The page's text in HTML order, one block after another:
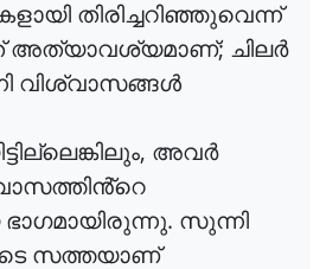
തിരിച്ചറിഞ്ഞുവെന്ന്
അത്യാവശ്യമാണ്; ചിലർ
വിശ്വാസങ്ങൾ
, അവർ
ഭാഗമായിരുന്നു. സുന്നി
സത്തയാണ്